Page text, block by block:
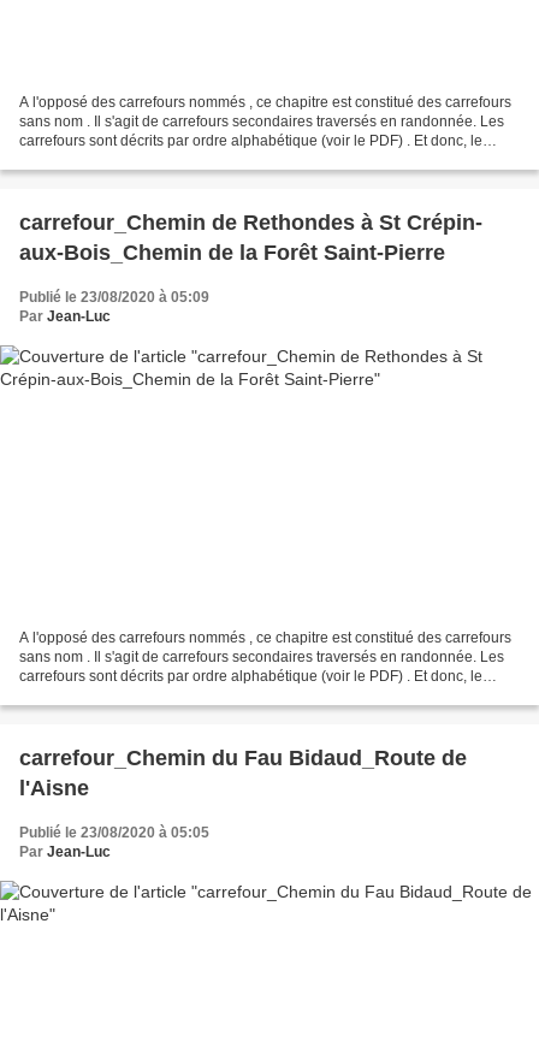
A l'opposé des carrefours nommés , ce chapitre est constitué des carrefours
sans nom . Il s'agit de carrefours secondaires traversés en randonnée. Les
carrefours sont décrits par ordre alphabétique (voir le PDF) . Et donc, le
carrefour_Chemin de Rethondes à St Crépin-
aux-Bois_Chemin de la Forêt Saint-Pierre
Publié le 23/08/2020 à 05:09
Par Jean-Luc
A l'opposé des carrefours nommés , ce chapitre est constitué des carrefours
sans nom . Il s'agit de carrefours secondaires traversés en randonnée. Les
carrefours sont décrits par ordre alphabétique (voir le PDF) . Et donc, le
carrefour_Chemin du Fau Bidaud_Route de
l'Aisne
Publié le 23/08/2020 à 05:05
Par Jean-Luc